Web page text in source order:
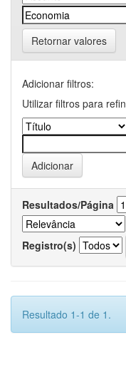
Retornar valores
Adicionar filtros:
Utilizar filtros para
Resultados/Página
Registro(s)
Resultado 1-1 de 1.